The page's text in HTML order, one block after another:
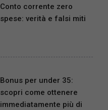
Conto corrente zero
spese: verità e falsi miti
Bonus per under 35:
scopri come ottenere
immediatamente più di